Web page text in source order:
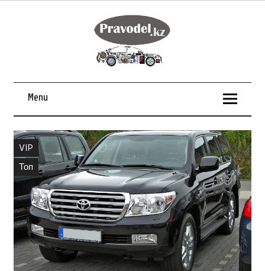
Menu
VIP
Топ